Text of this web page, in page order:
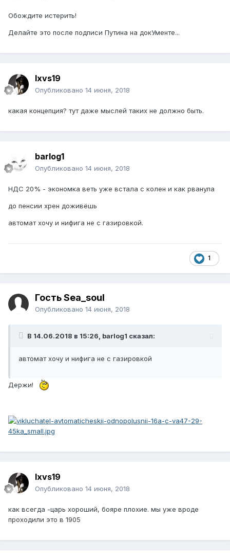
Обождите истерить!
Делайте это после подписи Путина на докУменте...
lxvs19
Опубликовано 14 июня, 2018
какая концепция? тут даже мыслей таких не должно быть.
barlog1
Опубликовано 14 июня, 2018
НДС 20% - экономка веть уже встала с колен и как рванула
до пенсии хрен доживёшь
автомат хочу и нифига не с газировкой.
1
Гость Sea_soul
Опубликовано 14 июня, 2018
В 14.06.2018 в 15:26, barlog1 сказал:
автомат хочу и нифига не с газировкой
Держи!
lxvs19
Опубликовано 14 июня, 2018
как всегда -царь хороший, бояре плохие. мы уже вроде
проходили это в 1905